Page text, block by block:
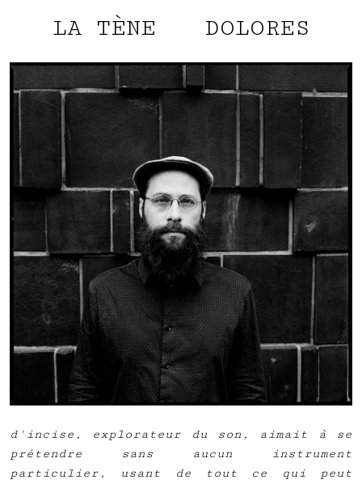
LA TÈNE
DOLORES
d'incise, explorateur du son, aimait à se
prétendre sans aucun instrument
particulier, usant de tout ce qui peut